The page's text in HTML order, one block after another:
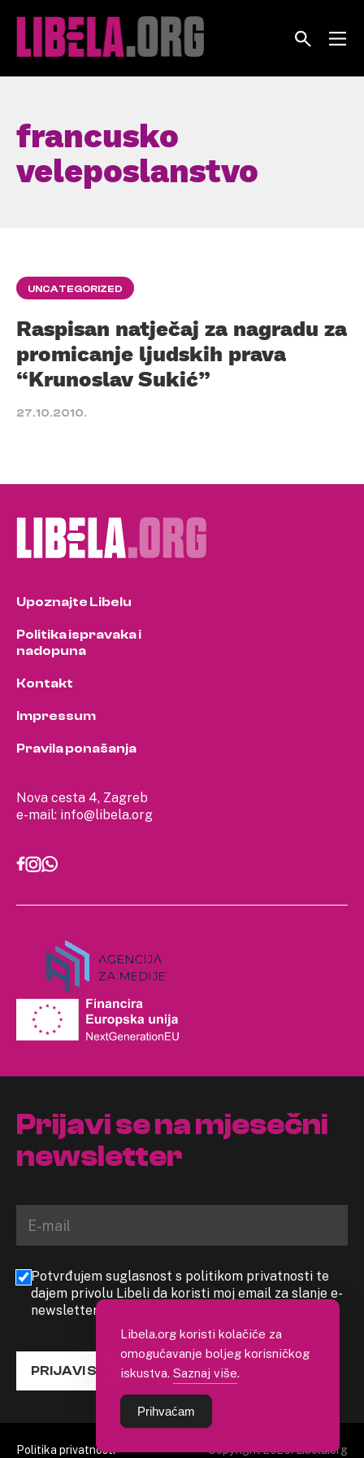
francusko
veleposlanstvo
UNCATEGORIZED
Raspisan natječaj za nagradu za
promicanje ljudskih prava
“Krunoslav Sukić”
27.10.2010.
Nova cesta 4, Zagreb
e-mail: info@libela.org
Upoznajte Libelu
Politika ispravaka i
nadopuna
Kontakt
Impressum
Pravila ponašanja
Prijavi se na mjesečni
newsletter
Potvrđujem suglasnost s politikom privatnosti te
dajem privolu Libeli da koristi moj email za slanje e-
newslettera
PRIJAVI SE
Politika privatnosti Copyright 2026. Libela.org
Libela.org koristi kolačiće za
omogućavanje boljeg korisničkog
iskustva. Saznaj više.
Prihvaćam